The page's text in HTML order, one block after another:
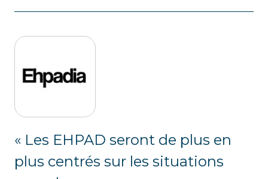
« Les EHPAD seront de plus en
plus centrés sur les situations